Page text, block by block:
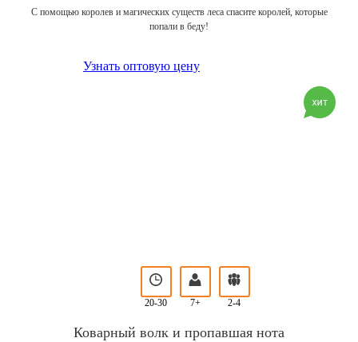
С помощью королев и магических существ леса спасите королей, которые
попали в беду!
Узнать оптовую цену
20-30 7+ 2-4
Коварный волк и пропавшая нота